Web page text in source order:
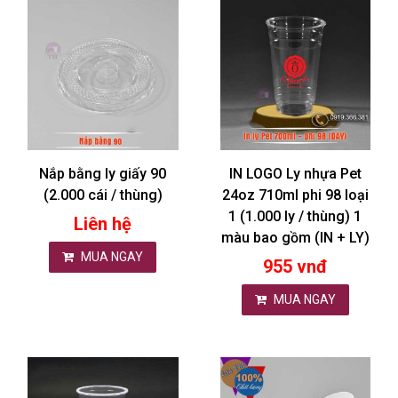
Nắp bằng ly giấy 90
(2.000 cái / thùng)
Liên hệ
MUA NGAY
IN LOGO Ly nhựa Pet
24oz 710ml phi 98 loại
1 (1.000 ly / thùng) 1
màu bao gồm (IN + LY)
955 vnđ
MUA NGAY